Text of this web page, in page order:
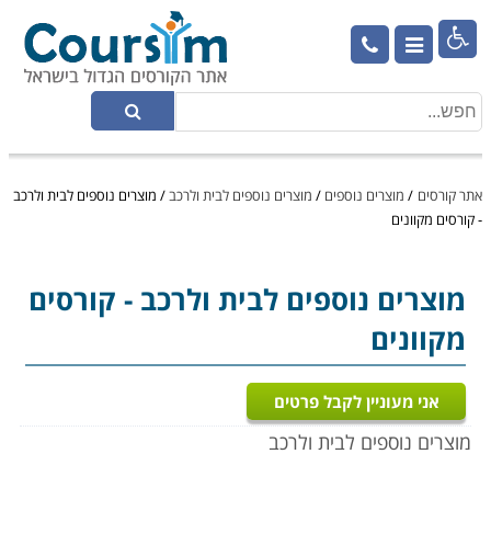

אתר קורסים / מוצרים נוספים / מוצרים נוספים לבית ולרכב/ מוצרים נוספים לבית ולרכב
- קורסים מקוונים
מוצרים נוספים לבית ולרכב - קורסים
מקוונים
אני מעוניין לקבל פרטים
מוצרים נוספים לבית ולרכב